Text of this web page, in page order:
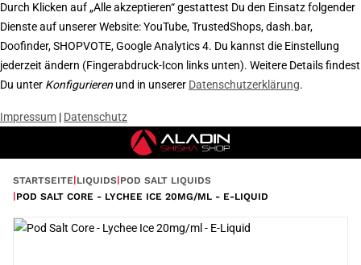
Durch Klicken auf „Alle akzeptieren“ gestattest Du den Einsatz folgender
Dienste auf unserer Website: YouTube, TrustedShops, dash.bar,
Doofinder, SHOPVOTE, Google Analytics 4. Du kannst die Einstellung
jederzeit ändern (Fingerabdruck-Icon links unten). Weitere Details findest
Du unter Konfigurieren und in unserer Datenschutzerklärung.
Impressum | Datenschutz
STARTSEITE LIQUIDS POD SALT LIQUIDS
POD SALT CORE - LYCHEE ICE 20MG/ML - E-LIQUID